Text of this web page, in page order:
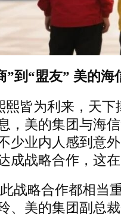
”到“盟友” 美的海
熙皆为利来，天
，美的集团与海
少业内人感到意
成战略合作，这
战略合作都相当
、美的集团副总